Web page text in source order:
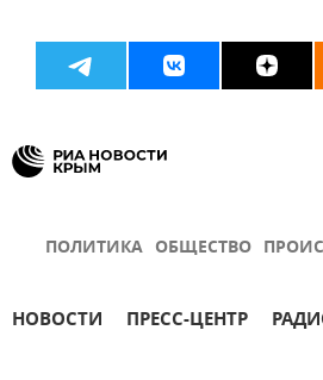
ПОЛИТИКА ОБЩЕСТВО
НОВОСТИ ПРЕСС-ЦЕНТР